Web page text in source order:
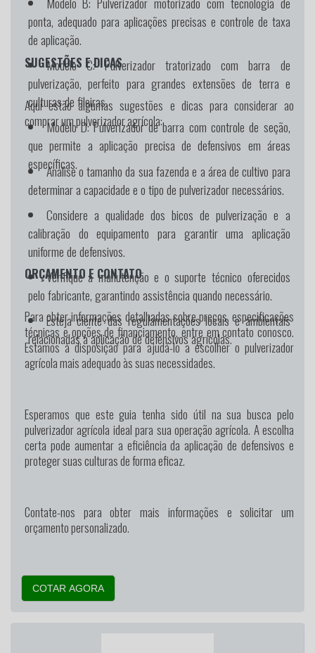
ponta, adequado para aplicações precisas e controle de taxa
de aplicação.
Modelo C:Pulverizador tratorizado com barra de
pulverização, perfeito para grandes extensões de terra e
culturas de fileiras.
Modelo D:Pulverizador de barra com controle de seção,
que permite a aplicação precisa de defensivos em áreas
específicas.
SUGESTÕES E DICAS
Aqui estão algumas sugestões e dicas para considerar ao
comprar um pulverizador agrícola:
Analise o tamanho da sua fazenda e a área de cultivo para
determinar a capacidade e o tipo de pulverizador necessários.
Considere a qualidade dos bicos de pulverização e a
calibração do equipamento para garantir uma aplicação
uniforme de defensivos.
Verifique a manutenção e o suporte técnico oferecidos
pelo fabricante, garantindo assistência quando necessário.
Esteja ciente das regulamentações locais e ambientais
relacionadas à aplicação de defensivos agrícolas.
ORÇAMENTO E CONTATO
Para obter informações detalhadas sobre preços, especificações
técnicas e opções de financiamento, entre em contato conosco.
Estamos à disposição para ajudá-lo a escolher o pulverizador
agrícola mais adequado às suas necessidades.
Esperamos que este guia tenha sido útil na sua busca pelo
pulverizador agrícola ideal para sua operação agrícola. A escolha
certa pode aumentar a eficiência da aplicação de defensivos e
proteger suas culturas de forma eficaz.
Contate-nos para obter mais informações e solicitar um
orçamento personalizado.
COTAR AGORA